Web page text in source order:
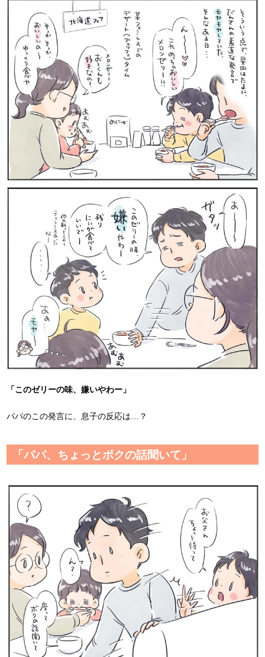
「このゼリーの味、嫌いやわー」
パパのこの発言に、息子の反応は…？
「パパ、ちょっとボクの話聞いて」